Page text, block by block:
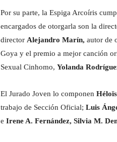
Por su parte, la Espiga Arcoíris
encargados de otorgarla son la
director Alejandro Marín, autor de
Goya y el premio a mejor canción
Sexual Cinhomo, Yolanda
El Jurado Joven lo componen
trabajo de Sección Oficial; Luis
e Irene A. Fernández, Silvia M.